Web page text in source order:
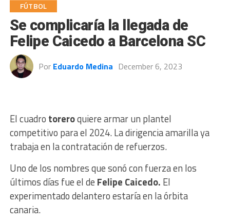
FÚTBOL
Se complicaría la llegada de
Felipe Caicedo a Barcelona SC
Por Eduardo Medina December 6, 2023
El cuadro toreroquiere armar un plantel
competitivo para el 2024. La dirigencia amarilla ya
trabaja en la contratación de refuerzos.
Uno de los nombres que sonó con fuerza en los
últimos días fue el de Felipe Caicedo. El
experimentado delantero estaría en la órbita
canaria.